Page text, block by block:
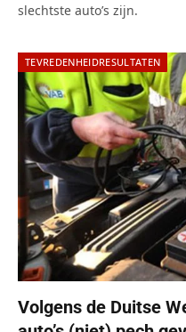
slechtste auto’s zijn.
TEVREDENHEIDRESULTATEN
Volgens de Duitse